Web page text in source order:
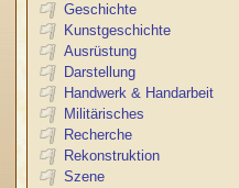
Geschichte
Kunstgeschichte
Ausrüstung
Darstellung
Handwerk & Handarbeit
Militärisches
Recherche
Rekonstruktion
Szene